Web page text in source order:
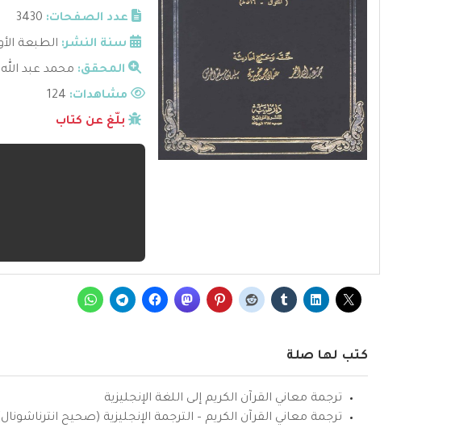
عدد الصفحات: 3430
سنة النشر: الطبعة الأولى
المحقق: محمد عبد
مشاهدات:
بلّغ عن كتاب
كتب لها صلة
ترجمة معاني القرآن الكريم إلى اللغة الإنجليزية
ترجمة معاني القرآن الكريم – الترجمة الإنجليزية (صحيح